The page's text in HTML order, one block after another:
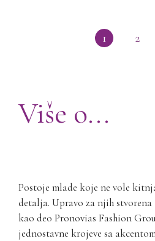
1 2
Više o...
Postoje mlade koje ne vole
detalja. Upravo za njih
kao deo Pronovias Fashion
jednostavne krojeve sa